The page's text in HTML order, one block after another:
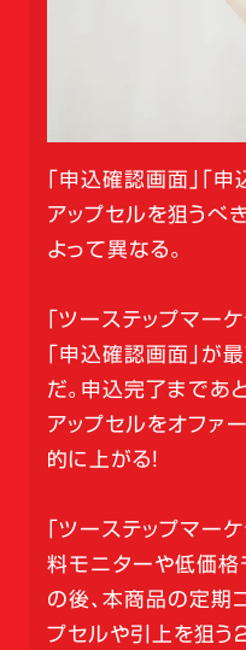
「申込確認画面」「
アップセルを狙うべ
よって異なる。
「ツーステップマー
「申込確認画面」が
だ。申込完了まであ
アップセルをオファ
的に上がる！
「ツーステップマー
料モニターや低価格
の後、本商品の定期
プセルや引上を狙う